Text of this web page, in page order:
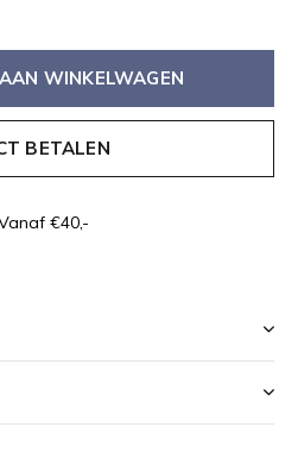
WINKELWAGEN
BETALEN
€40,-